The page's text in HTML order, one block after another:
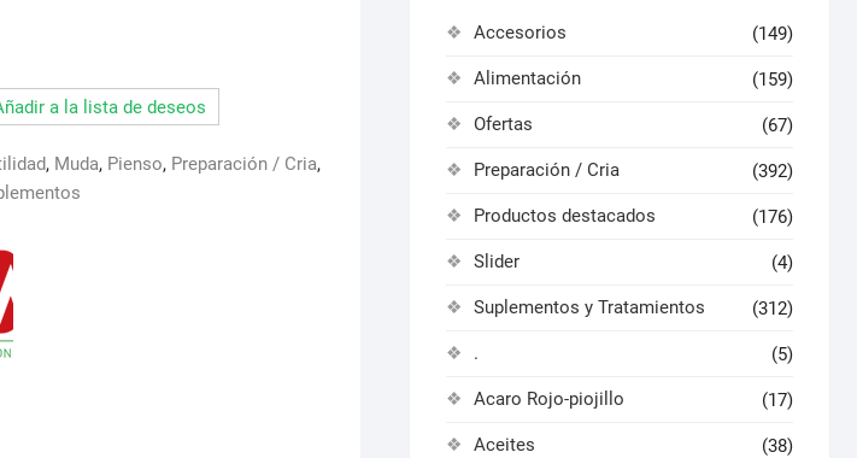
a la lista de deseos
, Muda, Pienso, Preparación / Cria,
Accesorios (149)
Alimentación (159)
Ofertas (67)
Preparación / Cria (392)
Productos destacados (176)
Slider (4)
Suplementos y Tratamientos (312)
. (5)
Acaro Rojo-piojillo (17)
Aceites (38)